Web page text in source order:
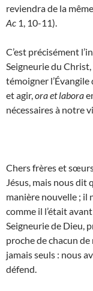
reviendra de la
Ac 1, 10-11).
C’est précisément
Seigneurie du
témoigner
et agir, ora et labora
nécessaires à notre
Chers frères et
Jésus, mais nous dit
manière nouvelle ; il
comme il l’était
Seigneurie de Dieu,
proche de chacun
jamais seuls : nous
défend.